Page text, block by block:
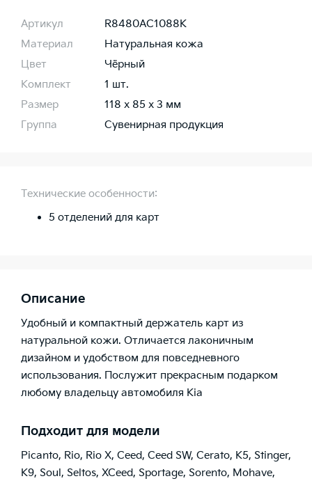
Артикул
R8480AC1088K
Материал
Натуральная кожа
Цвет
Чёрный
Комплект
1 шт.
Размер
118 х 85 х 3 мм
Группа
Сувенирная продукция
Технические особенности:
5 отделений для карт
Описание
Удобный и компактный держатель карт из
натуральной кожи. Отличается лаконичным
дизайном и удобством для повседневного
использования. Послужит прекрасным подарком
любому владельцу автомобиля Kia
Подходит для модели
Picanto, Rio, Rio X, Ceed, Ceed SW, Cerato, K5, Stinger,
K9, Soul, Seltos, XCeed, Sportage, Sorento, Mohave,